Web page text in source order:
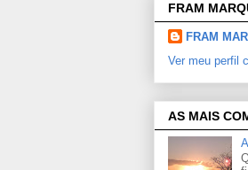
FRAM
FRAM
Ver meu perfil
AS MAIS